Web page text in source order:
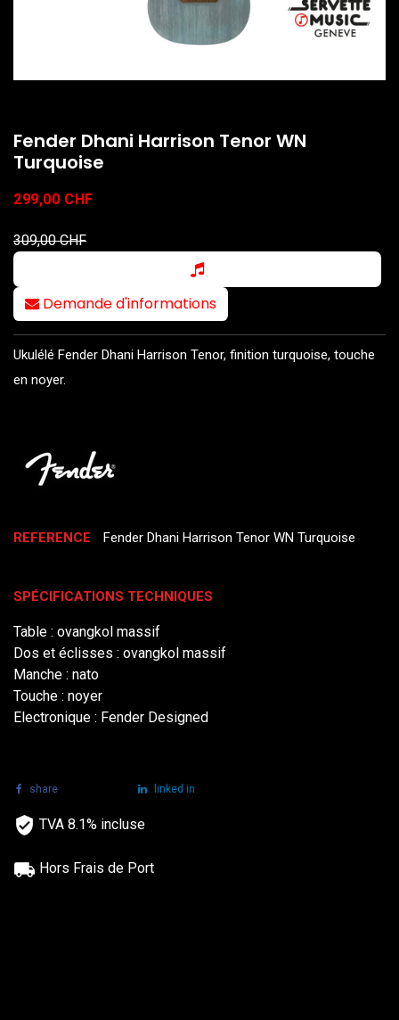
Fender Dhani Harrison Tenor WN
Turquoise
299,00 CHF
309,00CHF
Demande d'informations
Ukulélé Fender Dhani Harrison Tenor, finition turquoise, touche
en noyer.
REFERENCE Fender Dhani Harrison Tenor WN Turquoise
SPÉCIFICATIONS TECHNIQUES
Table : ovangkol massif
Dos et éclisses : ovangkol massif
Manche : nato
Touche : noyer
Electronique : Fender Designed
share linked in
TVA 8.1% incluse
Hors Frais de Port